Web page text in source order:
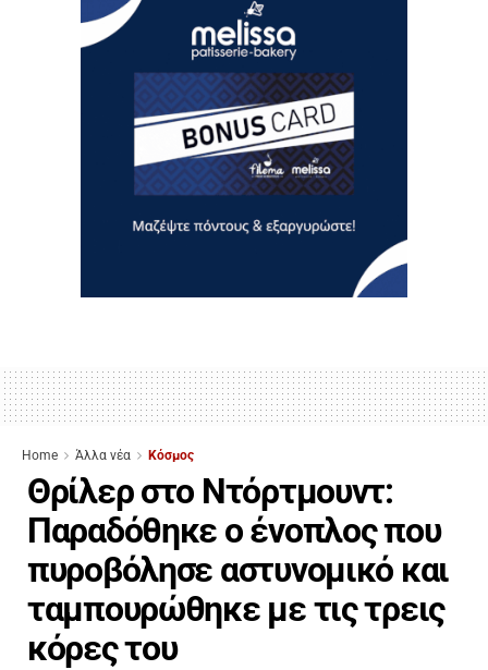
Home Άλλα νέα Κόσμος
Θρίλερ στο Ντόρτμουντ:
Παραδόθηκε ο ένοπλος που
πυροβόλησε αστυνομικό και
ταμπουρώθηκε με τις τρεις
κόρες του